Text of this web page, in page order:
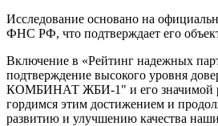
Исследование основано на
ФНС РФ, что подтверждает его
Включение в «Рейтинг надежных
подтверждение высокого уровня
КОМБИНАТ ЖБИ-1" и его значимой
гордимся этим достижением и
развитию и улучшению качества